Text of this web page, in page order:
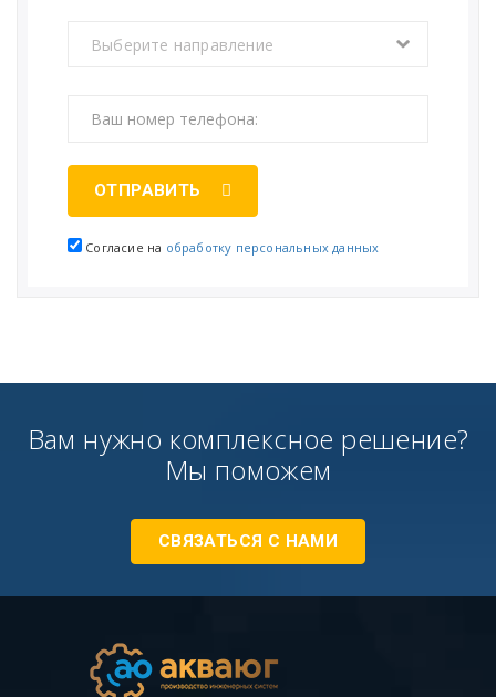
Выберите направление
ОТПРАВИТЬ
Согласие на обработку персональных данных
Вам нужно комплексное решение?
Мы поможем
СВЯЗАТЬСЯ С НАМИ